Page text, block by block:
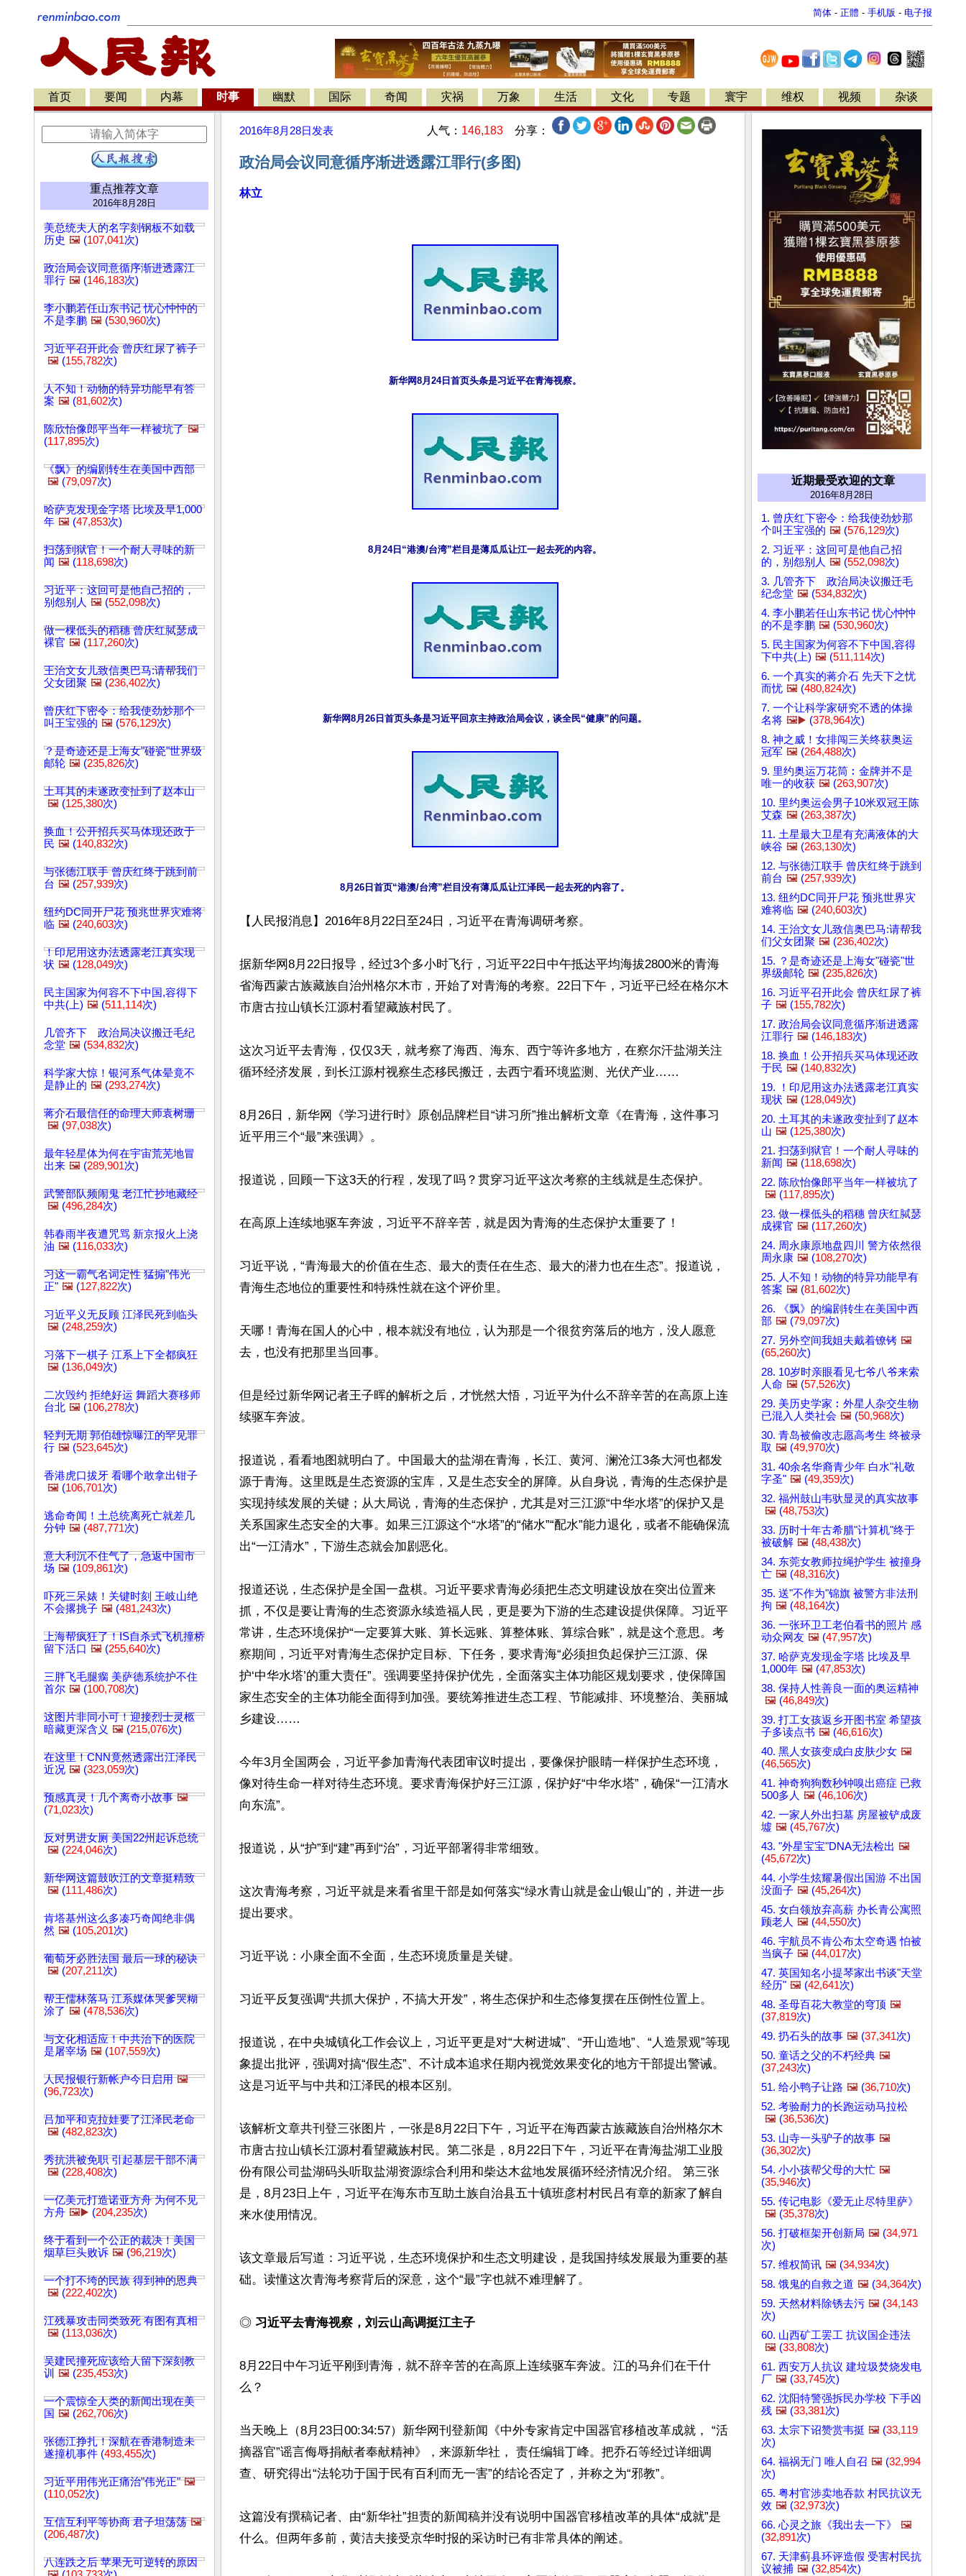
简体 - 正體 - 手机版 - 电子报
首页 要闻 内幕 时事 幽默 国际 奇闻 灾祸 万象 生活 文化 专题 寰宇 维权 视频 杂谈
重点推荐文章
2016年8月28日
美总统夫人的名字刻钢板不如载
历史 🖼️ (107,041次)
政治局会议同意循序渐进透露江
罪行 🖼️ (146,183次)
李小鹏若任山东书记 忧心忡忡的
不是李鹏 🖼️ (530,960次)
习近平召开此会 曾庆红尿了裤子
🖼️ (155,782次)
人不知！动物的特异功能早有答
案 🖼️ (81,602次)
陈欣怡像郎平当年一样被坑了 🖼️
(117,895次)
《飘》的编剧转生在美国中西部
🖼️ (79,097次)
哈萨克发现金字塔 比埃及早1,000
年 🖼️ (47,853次)
扫荡到狱官！一个耐人寻味的新
闻 🖼️ (118,698次)
习近平：这回可是他自己招的，
别怨别人 🖼️ (552,098次)
做一棵低头的稻穗 曾庆红脦瑟成
裸官 🖼️ (117,260次)
王治文女儿致信奥巴马:请帮我们
父女团聚 🖼️ (236,402次)
曾庆红下密令：给我使劲炒那个
叫王宝强的 🖼️ (576,129次)
？是奇迹还是上海女"碰瓷"世界级
邮轮 🖼️ (235,826次)
土耳其的未遂政变扯到了赵本山
🖼️ (125,380次)
换血！公开招兵买马体现还政于
民 🖼️ (140,832次)
与张德江联手 曾庆红终于跳到前
台 🖼️ (257,939次)
纽约DC同开尸花 预兆世界灾难将
临 🖼️ (240,603次)
！印尼用这办法透露老江真实现
状 🖼️ (128,049次)
民主国家为何容不下中国,容得下
中共(上) 🖼️ (511,114次)
几管齐下 政治局决议搬迁毛纪
念堂 🖼️ (534,832次)
科学家大惊！银河系气体晕竟不
是静止的 🖼️ (293,274次)
蒋介石最信任的命理大师袁树珊
🖼️ (97,038次)
最年轻星体为何在宇宙荒芜地冒
出来 🖼️ (289,901次)
武警部队频闹鬼 老江忙抄地藏经
🖼️ (496,284次)
韩春雨半夜遭咒骂 新京报火上浇
油 🖼️ (116,033次)
习这一霸气名词定性 猛搧"伟光
正" 🖼️ (127,822次)
习近平义无反顾 江泽民死到临头
🖼️ (248,259次)
习落下一棋子 江系上下全都疯狂
🖼️ (136,049次)
二次毁约 拒绝好运 舞蹈大赛移师
台北 🖼️ (106,278次)
轻判无期 郭伯雄惊曝江的罕见罪
行 🖼️ (523,645次)
香港虎口拔牙 看哪个敢拿出钳子
🖼️ (106,701次)
逃命奇闻！土总统离死亡就差几
分钟 🖼️ (487,771次)
意大利沉不住气了，急返中国市
场 🖼️ (109,861次)
吓死三呆婊！关键时刻 王岐山绝
不会撂挑子 🖼️ (481,243次)
上海帮疯狂了！IS自杀式飞机撞桥
留下活口 🖼️ (255,640次)
三胖飞毛腿瘸 美萨德系统护不住
首尔 🖼️ (100,708次)
这图片非同小可！迎接烈士灵柩
暗藏更深含义 🖼️ (215,076次)
在这里！CNN竟然透露出江泽民
近况 🖼️ (323,059次)
预感真灵！几个离奇小故事 🖼️
(71,023次)
反对男进女厕 美国22州起诉总统
🖼️ (224,046次)
新华网这篇鼓吹江的文章挺精致
🖼️ (111,486次)
肯塔基州这么多凑巧奇闻绝非偶
然 🖼️ (105,201次)
葡萄牙必胜法国 最后一球的秘诀
🖼️ (207,211次)
帮王儒林落马 江系媒体哭爹哭糊
涂了 🖼️ (478,536次)
与文化相适应！中共治下的医院
是屠宰场 🖼️ (107,559次)
人民报银行新帐户今日启用 🖼️
(96,723次)
吕加平和克拉娃要了江泽民老命
🖼️ (482,823次)
秀抗洪被免职 引起基层干部不满
🖼️ (228,408次)
一亿美元打造诺亚方舟 为何不见
方舟 🖼️▶️ (204,235次)
终于看到一个公正的裁决！美国
烟草巨头败诉 🖼️ (96,219次)
一个打不垮的民族 得到神的恩典
🖼️ (222,402次)
江残暴攻击同类致死 有图有真相
🖼️ (113,036次)
吴建民撞死应该给人留下深刻教
训
🖼️ (235,453次)
一个震惊全人类的新闻出现在美
国 🖼️ (262,706次)
张德江挣扎！深航在香港制造未
遂撞机事件 (493,455次)
习近平用伟光正痛治"伟光正" 🖼️
(110,052次)
互信互利平等协商 君子坦荡荡 🖼️
(206,487次)
八连跌之后 苹果无可逆转的原因
2016年8月28日 发表 人气： 146,183 分享：
政治局会议同意循序渐进透露江罪行(多图)
林立
新华网8月24日首页头条是习近平在青海视察。
8月24日“港澳/台湾”栏目是薄瓜瓜让江一起去死的内容。
新华网8月26日首页头条是习近平回京主持政治局会议，谈全民“健康”的问题。
8月26日首页“港澳/台湾”栏目没有薄瓜瓜让江泽民一起去死的内容了。
【人民报消息】2016年8月22日至24日，习近平在青海调研考察。
据新华网8月22日报导，经过3个多小时飞行，习近平22日中午抵达平均海拔2800米的青海
省海西蒙古族藏族自治州格尔木市，开始了对青海的考察。22日下午，习近平已经在格尔木
市唐古拉山镇长江源村看望藏族村民了。
这次习近平去青海，仅仅3天，就考察了海西、海东、西宁等许多地方，在察尔汗盐湖关注
循环经济发展，到长江源村视察生态移民搬迁，去西宁看环境监测、光伏产业……
8月26日，新华网《学习进行时》原创品牌栏目“讲习所”推出解析文章《在青海，这件事习
近平用三个“最”来强调》。
报道说，回顾一下这3天的行程，发现了吗？贯穿习近平这次考察的主线就是生态保护。
在高原上连续地驱车奔波，习近平不辞辛苦，就是因为青海的生态保护太重要了！
习近平说，“青海最大的价值在生态、最大的责任在生态、最大的潜力也在生态”。报道说，
青海生态地位的重要性和特殊性就在这个评价里。
天哪！青海在国人的心中，根本就没有地位，认为那是一个很贫穷落后的地方，没人愿意
去，也没有把那里当回事。
但是经过新华网记者王子晖的解析之后，才恍然大悟，习近平为什么不辞辛苦的在高原上连
续驱车奔波。
报道说，看看地图就明白了。中国最大的盐湖在青海，长江、黄河、澜沧江3条大河也都发
源于青海。这里既是生态资源的宝库，又是生态安全的屏障。从自身说，青海的生态保护是
实现持续发展的关键；从大局说，青海的生态保护，尤其是对三江源“中华水塔”的保护又是
关系国家生态安全的大事。如果三江源这个“水塔”的“储水”“配水”能力退化，或者不能确保流
出“一江清水”，下游生态就会加剧恶化。
报道还说，生态保护是全国一盘棋。习近平要求青海必须把生态文明建设放在突出位置来
抓，不仅是要让青海的生态资源永续造福人民，更是要为下游的生态建设提供保障。习近平
常讲，生态环境保护“一定要算大账、算长远账、算整体账、算综合账”，就是这个意思。考
察期间，习近平对青海生态保护定目标、下任务，要求青海“必须担负起保护三江源、保
护‘中华水塔’的重大责任”。强调要坚持保护优先，全面落实主体功能区规划要求，使保障国
家生态安全的主体功能全面得到加强。要统筹推进生态工程、节能减排、环境整治、美丽城
乡建设……
今年3月全国两会，习近平参加青海代表团审议时提出，要像保护眼睛一样保护生态环境，
像对待生命一样对待生态环境。要求青海保护好三江源，保护好“中华水塔”，确保“一江清水
向东流”。
报道说，从“护”到“建”再到“治”，习近平部署得非常细致。
这次青海考察，习近平就是来看省里干部是如何落实“绿水青山就是金山银山”的，并进一步
提出要求。
习近平说：小康全面不全面，生态环境质量是关键。
习近平反复强调“共抓大保护，不搞大开发”，将生态保护和生态修复摆在压倒性位置上。
报道说，在中央城镇化工作会议上，习近平更是对“大树进城”、“开山造地”、“人造景观”等现
象提出批评，强调对搞“假生态”、不计成本追求任期内视觉效果变化的地方干部提出警诫。
这是习近平与中共和江泽民的根本区别。
该解析文章共刊登三张图片，一张是8月22日下午，习近平在海西蒙古族藏族自治州格尔木
市唐古拉山镇长江源村看望藏族村民。第二张是，8月22日下午，习近平在青海盐湖工业股
份有限公司盐湖码头听取盐湖资源综合利用和柴达木盆地发展循环经济情况介绍。 第三张
是，8月23日上午，习近平在海东市互助土族自治县五十镇班彦村村民吕有章的新家了解自
来水使用情况。
该文章最后写道：习近平说，生态环境保护和生态文明建设，是我国持续发展最为重要的基
础。读懂这次青海考察背后的深意，这个“最”字也就不难理解了。
◎ 习近平去青海视察，刘云山高调挺江主子
8月22日中午习近平刚到青海，就不辞辛苦的在高原上连续驱车奔波。江的马弁们在干什
么？
当天晚上（8月23日00:34:57）新华网刊登新闻《中外专家肯定中国器官移植改革成就， “活
摘器官”谣言侮辱捐献者奉献精神》，来源新华社， 责任编辑丁峰。把乔石等经过详细调
查、研究得出“法轮功于国于民有百利而无一害”的结论否定了，并称之为“邪教”。
这篇没有撰稿记者、由“新华社”担责的新闻稿并没有说明中国器官移植改革的具体“成就”是
什么。但两年多前，黄洁夫接受京华时报的采访时已有非常具体的阐述。
近期最受欢迎的文章
2016年8月28日
1. 曾庆红下密令：给我使劲炒那
个叫王宝强的 🖼️ (576,129次)
2. 习近平：这回可是他自己招
的，别怨别人 🖼️ (552,098次)
3. 几管齐下 政治局决议搬迁毛
纪念堂 🖼️ (534,832次)
4. 李小鹏若任山东书记 忧心忡忡
的不是李鹏 🖼️ (530,960次)
5. 民主国家为何容不下中国,容得
下中共(上) 🖼️ (511,114次)
6. 一个真实的蒋介石 先天下之忧
而忧 🖼️ (480,824次)
7. 一个让科学家研究不透的体操
名将 🖼️▶️ (378,964次)
8. 神之威！女排闯三关终获奥运
冠军 🖼️ (264,488次)
9. 里约奥运万花筒︰金牌并不是
唯一的收获 🖼️ (263,907次)
10. 里约奥运会男子10米双冠王陈
艾森 🖼️ (263,387次)
11. 土星最大卫星有充满液体的大
峡谷 🖼️ (263,130次)
12. 与张德江联手 曾庆红终于跳到
前台 🖼️ (257,939次)
13. 纽约DC同开尸花 预兆世界灾
难将临 🖼️ (240,603次)
14. 王治文女儿致信奥巴马:请帮我
们父女团聚 🖼️ (236,402次)
15. ？是奇迹还是上海女"碰瓷"世
界级邮轮 🖼️ (235,826次)
16. 习近平召开此会 曾庆红尿了裤
子 🖼️ (155,782次)
17. 政治局会议同意循序渐进透露
江罪行 🖼️ (146,183次)
18. 换血！公开招兵买马体现还政
于民 🖼️ (140,832次)
19. ！印尼用这办法透露老江真实
现状 🖼️ (128,049次)
20. 土耳其的未遂政变扯到了赵本
山 🖼️ (125,380次)
21. 扫荡到狱官！一个耐人寻味的
新闻 🖼️ (118,698次)
22. 陈欣怡像郎平当年一样被坑了
🖼️ (117,895次)
23. 做一棵低头的稻穗 曾庆红脦瑟
成裸官 🖼️ (117,260次)
24. 周永康原地盘四川 警方依然很
周永康 🖼️ (108,270次)
25. 人不知！动物的特异功能早有
答案 🖼️ (81,602次)
26. 《飘》的编剧转生在美国中西
部 🖼️ (79,097次)
27. 另外空间我姐夫戴着镣铐 🖼️
(65,260次)
28. 10岁时亲眼看见七爷八爷来索
人命 🖼️ (57,526次)
29. 美历史学家︰外星人杂交生物
已混入人类社会 🖼️ (50,968次)
30. 青岛被偷改志愿高考生 终被录
取 🖼️ (49,970次)
31. 40余名华裔青少年 白水"礼敬
字圣" 🖼️ (49,359次)
32. 福州鼓山韦驮显灵的真实故事
🖼️ (48,753次)
33. 历时十年古希腊"计算机"终于
被破解 🖼️ (48,438次)
34. 东莞女教师拉绳护学生 被撞身
亡 🖼️ (48,316次)
35. 送"不作为"锦旗 被警方非法刑
拘 🖼️ (48,164次)
36. 一张环卫工老伯看书的照片 感
动众网友 🖼️ (47,957次)
37. 哈萨克发现金字塔 比埃及早
1,000年 🖼️ (47,853次)
38. 保持人性善良一面的奥运精神
🖼️ (46,849次)
39. 打工女孩返乡开图书室 希望孩
子多读点书 🖼️ (46,616次)
40. 黑人女孩变成白皮肤少女 🖼️
(46,565次)
41. 神奇狗狗数秒钟嗅出癌症 已救
500多人 🖼️ (46,106次)
42. 一家人外出扫墓 房屋被铲成废
墟 🖼️ (45,767次)
43. "外星宝宝"DNA无法检出 🖼️
(45,672次)
44. 小学生炫耀暑假出国游 不出国
没面子 🖼️ (45,264次)
45. 女白领放弃高薪 办长青公寓照
顾老人 🖼️ (44,550次)
46. 宇航员不肯公布太空奇遇 怕被
当疯子 🖼️ (44,017次)
47. 英国知名小提琴家出书谈"天堂
经历" 🖼️ (42,641次)
48. 圣母百花大教堂的穹顶 🖼️
(37,819次)
49. 扔石头的故事 🖼️ (37,341次)
50. 童话之父的不朽经典 🖼️
(37,243次)
51. 给小鸭子让路 🖼️ (36,710次)
52. 考验耐力的长跑运动马拉松
🖼️ (36,536次)
53. 山寺一头驴子的故事 🖼️
(36,302次)
54. 小小孩帮父母的大忙 🖼️
(35,946次)
55. 传记电影《爱无止尽特里萨》
🖼️ (35,378次)
56. 打破框架开创新局 🖼️ (34,971
次)
57. 维权简讯 🖼️ (34,934次)
58. 饿鬼的自救之道 🖼️ (34,364次)
59. 天然材料除锈去污 🖼️ (34,143
次)
60. 山西矿工罢工 抗议国企违法
🖼️ (33,808次)
61. 西安万人抗议 建垃圾焚烧发电
厂 🖼️ (33,745次)
62. 沈阳特警强拆民办学校 下手凶
残 🖼️ (33,381次)
63. 太宗下诏赞赏韦挺 🖼️ (33,119
次)
64. 福祸无门 唯人自召 🖼️ (32,994
次)
65. 粤村官涉卖地吞款 村民抗议无
效 🖼️ (32,973次)
66. 心灵之旅《我出去一下》
🖼️
(32,891次)
67. 天津蓟县环评造假 受害村民抗
议被捕 🖼️ (32,854次)